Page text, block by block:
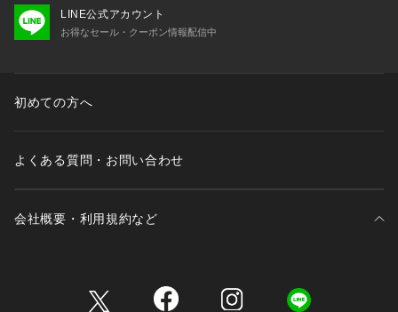
LINE公式アカウント
お得なセール・クーポン情報配信中
初めての方へ
よくある質問・お問い合わせ
会社概要・利用規約など